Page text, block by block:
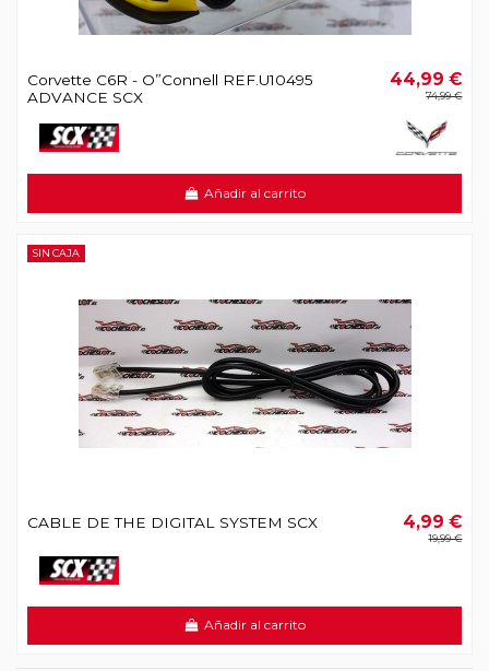
Corvette C6R - O”Connell REF.U10495
ADVANCE SCX
44,99 €
74,99 €
Añadir al carrito
SIN CAJA
CABLE DE THE DIGITAL SYSTEM SCX 4,99 €
19,99 €
Añadir al carrito